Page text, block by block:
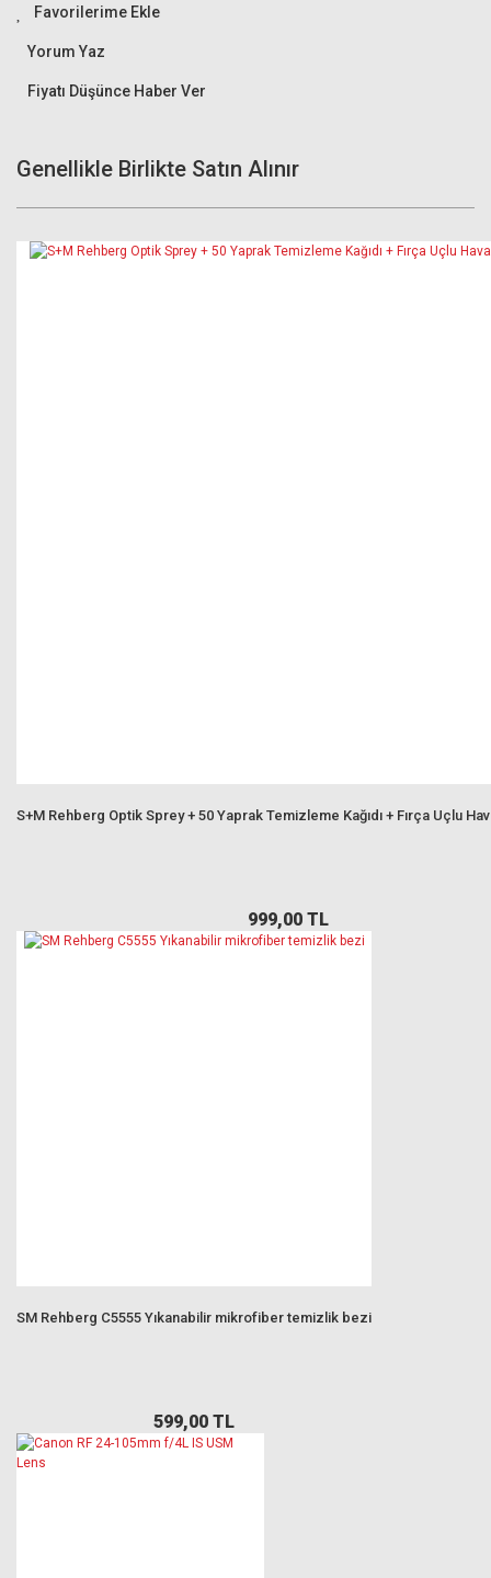
Yorum Yaz
Fiyatı Düşünce Haber Ver
Genellikle Birlikte Satın Alınır
S+M Rehberg Optik Sprey + 50 Yaprak Temizleme Kağıdı + Fırça Uçlu
999,00 TL
SM Rehberg C5555 Yıkanabilir mikrofiber temizlik bezi
599,00 TL